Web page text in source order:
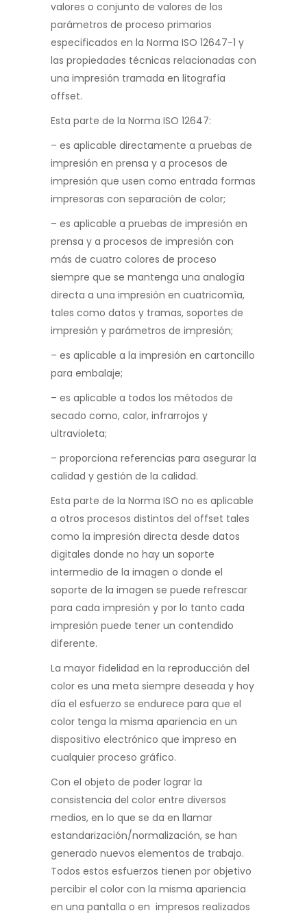
valores o conjunto de valores de los
parámetros de proceso primarios
especificados en la Norma ISO 12647-1 y
las propiedades técnicas relacionadas con
una impresión tramada en litografía
offset.
Esta parte de la Norma ISO 12647:
– es aplicable directamente a pruebas de
impresión en prensa y a procesos de
impresión que usen como entrada formas
impresoras con separación de color;
– es aplicable a pruebas de impresión en
prensa y a procesos de impresión con
más de cuatro colores de proceso
siempre que se mantenga una analogía
directa a una impresión en cuatricomía,
tales como datos y tramas, soportes de
impresión y parámetros de impresión;
– es aplicable a la impresión en cartoncillo
para embalaje;
– es aplicable a todos los métodos de
secado como, calor, infrarrojos y
ultravioleta;
– proporciona referencias para asegurar la
calidad y gestión de la calidad.
Esta parte de la Norma ISO no es aplicable
a otros procesos distintos del offset tales
como la impresión directa desde datos
digitales donde no hay un soporte
intermedio de la imagen o donde el
soporte de la imagen se puede refrescar
para cada impresión y por lo tanto cada
impresión puede tener un contendido
diferente.
La mayor fidelidad en la reproducción del
color es una meta siempre deseada y hoy
día el esfuerzo se endurece para que el
color tenga la misma apariencia en un
dispositivo electrónico que impreso en
cualquier proceso gráfico.
Con el objeto de poder lograr la
consistencia del color entre diversos
medios, en lo que se da en llamar
estandarización/normalización, se han
generado nuevos elementos de trabajo.
Todos estos esfuerzos tienen por objetivo
percibir el color con la misma apariencia
en una pantalla o en impresos realizados